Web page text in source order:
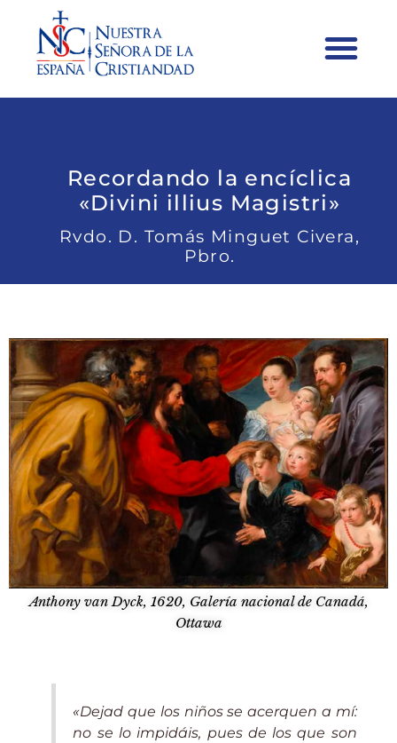
Recordando la encíclica
«Divini illius Magistri»
Rvdo. D. Tomás Minguet Civera,
Pbro.
Anthony van Dyck, 1620, Galería nacional de Canadá,
Ottawa
«Dejad que los niños se acerquen a mí:
no se lo impidáis, pues de los que son